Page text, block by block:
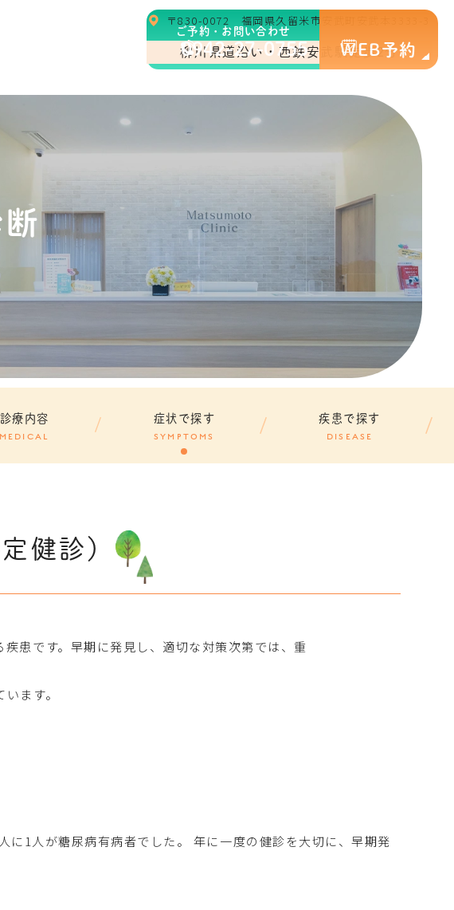
〒830-0072 福岡県久留米市安武町安武本3333-3
柳川県道沿い・西鉄安武駅徒歩2分
ご予約・お問い合わせ
0942-27-0755 WEB予約
診療内容
MEDICAL
症状で探す
SYMPTOMS
疾患で探す
DISEASE
健診）
患です。早期に発見し、適切な対策次第では、重
ます。
1人が糖尿病有病者でした。 年に一度の健診を大切に、早期発